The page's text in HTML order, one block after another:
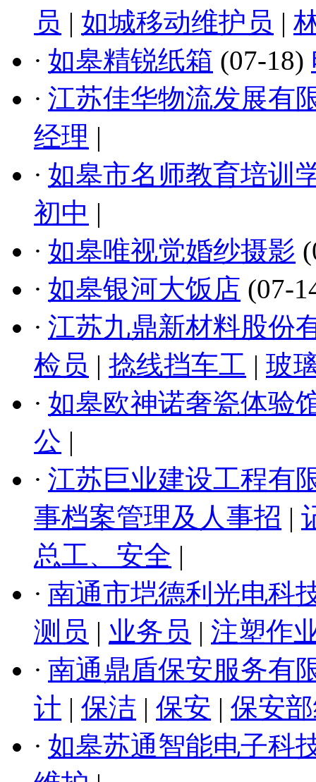
员 | 如城移动维护员 |
· 如皋精锐纸箱 (07-18)
· 江苏佳华物流发展有
经理 |
· 如皋市名师教育培训
初中 |
· 如皋唯视觉婚纱摄影
· 如皋银河大饭店 (07-
· 江苏九鼎新材料股份
检员 | 捻线挡车工 | 玻
· 如皋欧神诺奢瓷体验
公 |
· 江苏巨业建设工程有
事档案管理及人事招 |
总工、安全 |
· 南通市垲德利光电科
测员 | 业务员 | 注塑作
· 南通鼎盾保安服务有
计 | 保洁 | 保安 | 保安
· 如皋苏通智能电子科